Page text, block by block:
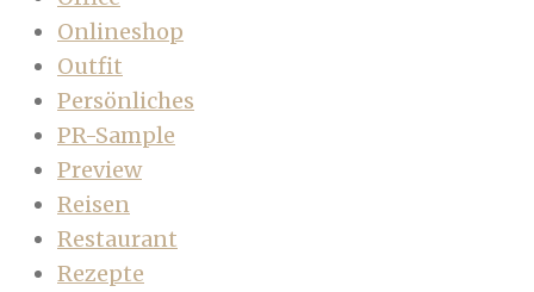
Onlineshop
Outfit
Persönliches
PR-Sample
Preview
Reisen
Restaurant
Rezepte